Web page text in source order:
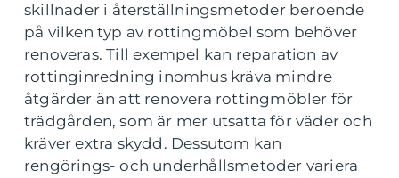
skillnader i återställningsmetoder beroende
på vilken typ av rottingmöbel som behöver
renoveras. Till exempel kan reparation av
rottinginredning inomhus kräva mindre
åtgärder än att renovera rottingmöbler för
trädgården, som är mer utsatta för väder och
kräver extra skydd. Dessutom kan
rengörings- och underhållsmetoder variera